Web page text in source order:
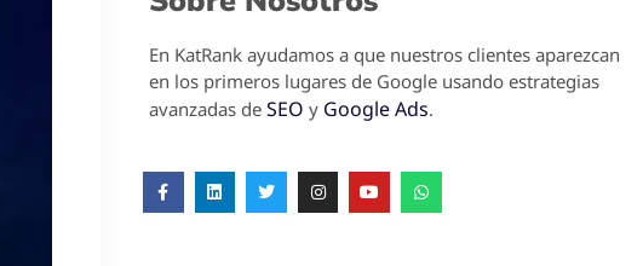
En KatRank ayudamos a que nuestros clientes aparezcan
en los primeros lugares de Google usando estrategias
avanzadas de SEO y Google Ads.